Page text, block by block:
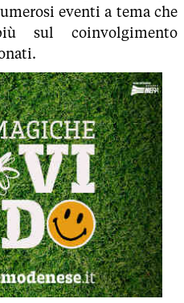
eventi a tema che
sul coinvolgimento